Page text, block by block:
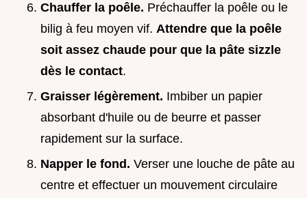
Chauffer la poêle. Préchauffer la poêle ou le
bilig à feu moyen vif. Attendre que la poêle
soit assez chaude pour que la pâte sizzle
dès le contact.
Graisser légèrement. Imbiber un papier
absorbant d'huile ou de beurre et passer
rapidement sur la surface.
Napper le fond. Verser une louche de pâte au
centre et effectuer un mouvement circulaire